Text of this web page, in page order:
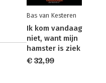
Bas van Kesteren
Ik kom vandaag
niet, want mijn
hamster is ziek
€ 32,99